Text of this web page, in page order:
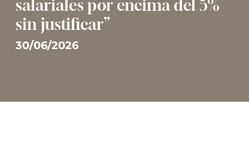
salariales por encima del 5%
sin justificar”
30/06/2026